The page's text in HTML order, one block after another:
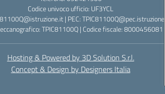
Codice univoco ufficio: UF3YCL
| PEC: TPIC81100Q@pec.istruzione.it
TPIC81100Q | Codice fiscale: 80004560811
Hosting & Powered by 3D Solution S.r.l.
Concept & Design by Designers Italia